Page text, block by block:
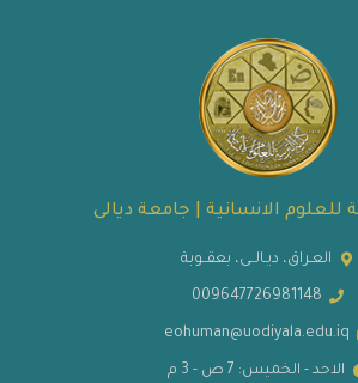
للعلوم الانسانية | جامعة ديالى
العـراق، ديـالــى، بعقــوبة
009647726981148
eohuman@uodiyala.edu.iq
الاحد - الخميس: 7 ص - 3 م